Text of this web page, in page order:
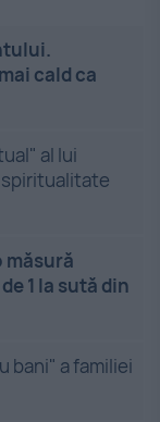
cald ca
al lui
spiritualitate
măsură
1 la sută din
bani" a familiei